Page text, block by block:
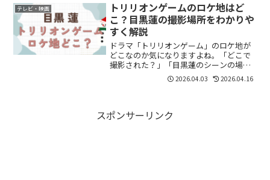
って運気を上げ、その場で「すごろく」
を行い、6...
テレビ・映画
トリリオンゲームのロケ地はど
こ？目黒蓮の撮影場所をわかりや
すく解説
ドラマ「トリリオンゲーム」のロケ地が
どこなのか気になりますよね。「どこで
撮影された？」「目黒蓮のシーンの場所
は？」と調べている方も多いと思いま
す。結論からいうと、ロケ地のひとつは
2026.04.03 2026.04.16
スポンサーリンク